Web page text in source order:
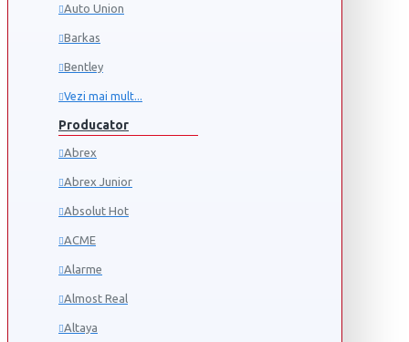
Auto Union
Barkas
Bentley
Vezi mai mult...
Producator
Abrex
Abrex Junior
Absolut Hot
ACME
Alarme
Almost Real
Altaya